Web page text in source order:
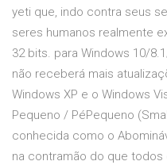
yeti que, indo contra seus
seres humanos realmente
32 bits. para Windows 10/
não receberá mais
Windows XP e o Windows
Pequeno / PéPequeno
conhecida como o
na contramão do que